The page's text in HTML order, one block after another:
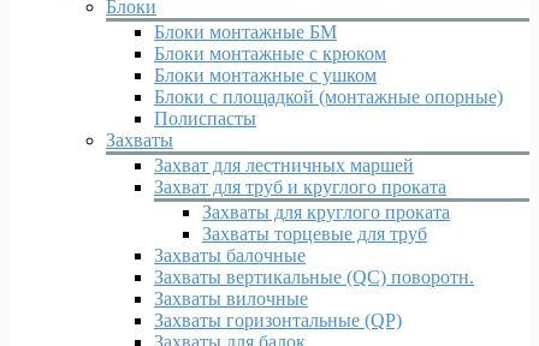
Блоки
Блоки монтажные БМ
Блоки монтажные с крюком
Блоки монтажные с ушком
Блоки с площадкой (монтажные опорные)
Полиспасты
Захваты
Захват для лестничных маршей
Захват для труб и круглого проката
Захваты для круглого проката
Захваты торцевые для труб
Захваты балочные
Захваты вертикальные (QC) поворотн.
Захваты вилочные
Захваты горизонтальные (QP)